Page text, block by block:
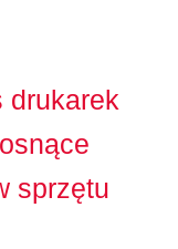
drukarek
sprzętu